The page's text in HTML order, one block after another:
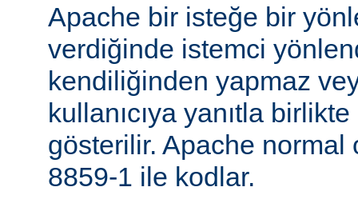
Apache bir isteğe bir
verdiğinde istemci
kendiliğinden yapmaz
kullanıcıya yanıtla
gösterilir. Apache normal
8859-1 ile kodlar.